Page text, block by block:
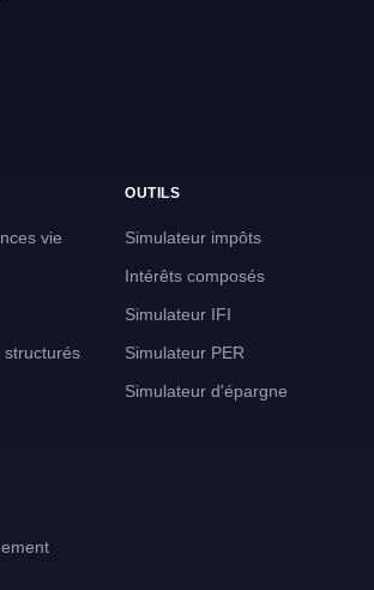
vie
structurés
OUTILS
Simulateur impôts
Intérêts composés
Simulateur IFI
Simulateur PER
Simulateur d'épargne